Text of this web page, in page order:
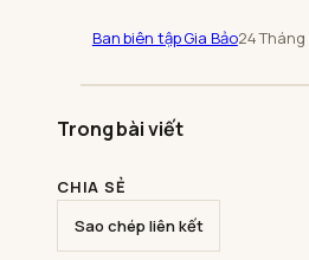
Ban biên tập Gia Bảo24 Tháng
Trong bài viết
CHIA SẺ
Sao chép liên kết